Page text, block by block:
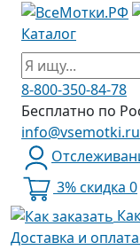
Каталог
8-800-350-84-78
Бесплатно по
info@vsemotki.ru
3% скидка 0
Доставка и оплата